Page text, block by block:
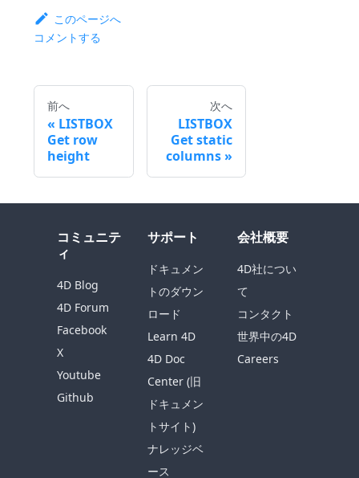
このページへ
コメントする
前へ
LISTBOX
Get row
height
次へ
LISTBOX
Get static
columns
コミュニテ
ィ
4D Blog
4D Forum
Facebook
X
Youtube
Github
サポート
ドキュメン
トのダウン
ロード
Learn 4D
4D Doc
Center (旧
ドキュメン
トサイト)
ナレッジベ
ース
会社概要
4D社につい
て
コンタクト
世界中の4D
Careers